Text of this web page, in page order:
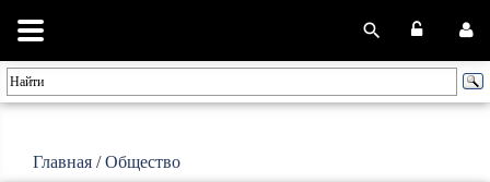
Главная /Общество